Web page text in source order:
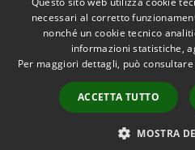
Accessibilità
necessari al corretto
nonché un cookie tecnico
informazioni statistiche,
Per maggiori dettagli, può
ACCETTA TUTTO
MOSTRA